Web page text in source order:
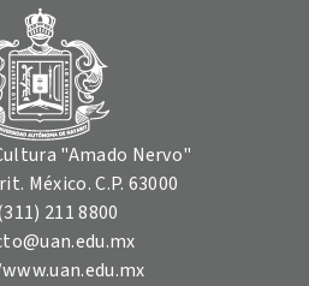
"Amado Nervo"
México. C.P. 63000
211 8800